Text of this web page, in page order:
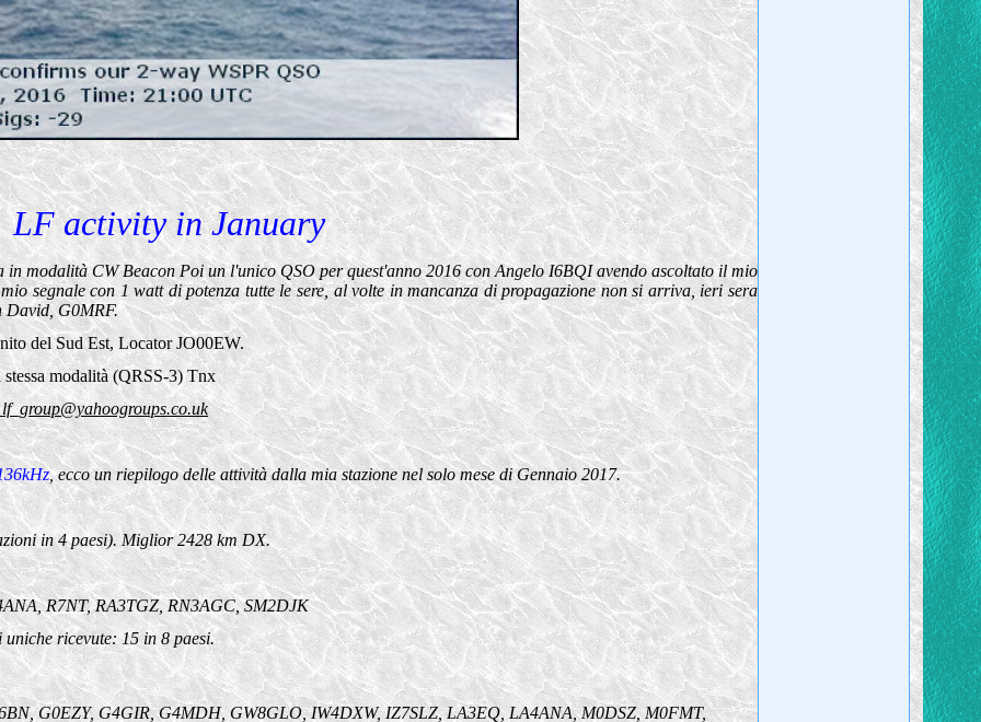
LF activity in January
modalità CW Beacon Poi un l'unico QSO per quest'anno 2016 con Angelo I6BQI avendo ascoltato il mio
segnale con 1 watt di potenza tutte le sere, al volte in mancanza di propagazione non si arriva, ieri sera
David, G0MRF.
del Sud Est, Locator JO00EW.
modalità (QRSS-3) Tnx
, ecco un riepilogo delle attività dalla mia stazione nel solo mese di Gennaio 2017.
in 4 paesi). Miglior 2428 km DX.
R7NT, RA3TGZ, RN3AGC, SM2DJK
ricevute: 15 in 8 paesi.
G0EZY, G4GIR, G4MDH, GW8GLO, IW4DXW, IZ7SLZ, LA3EQ, LA4ANA, M0DSZ, M0FMT,